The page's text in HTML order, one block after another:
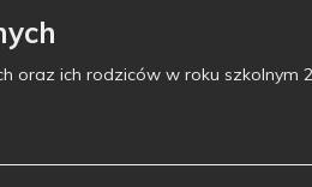
oraz ich rodziców w roku szkolnym